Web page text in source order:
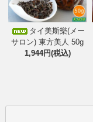
タイ美斯樂(メー
サロン) 東方美人 50g
1,944円(税込)